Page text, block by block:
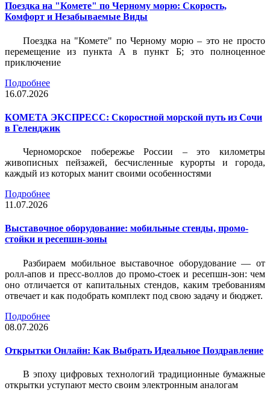
Поездка на "Комете" по Черному морю: Скорость,
Комфорт и Незабываемые Виды
Поездка на "Комете" по Черному морю – это не просто
перемещение из пункта А в пункт Б; это полноценное
приключение
Подробнее
16.07.2026
КОМЕТА ЭКСПРЕСС: Скоростной морской путь из Сочи
в Геленджик
Черноморское побережье России – это километры
живописных пейзажей, бесчисленные курорты и города,
каждый из которых манит своими особенностями
Подробнее
11.07.2026
Выставочное оборудование: мобильные стенды, промо-
стойки и ресепшн-зоны
Разбираем мобильное выставочное оборудование — от
ролл-апов и пресс-воллов до промо-стоек и ресепшн-зон: чем
оно отличается от капитальных стендов, каким требованиям
отвечает и как подобрать комплект под свою задачу и бюджет.
Подробнее
08.07.2026
Открытки Онлайн: Как Выбрать Идеальное Поздравление
В эпоху цифровых технологий традиционные бумажные
открытки уступают место своим электронным аналогам